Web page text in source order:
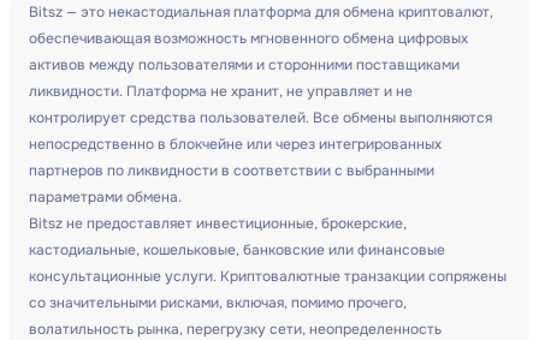
Bitsz — это некастодиальная платформа для обмена криптовалют,
обеспечивающая возможность мгновенного обмена цифровых
активов между пользователями и сторонними поставщиками
ликвидности. Платформа не хранит, не управляет и не
контролирует средства пользователей. Все обмены выполняются
непосредственно в блокчейне или через интегрированных
партнеров по ликвидности в соответствии с выбранными
параметрами обмена.
Bitsz не предоставляет инвестиционные, брокерские,
кастодиальные, кошельковые, банковские или финансовые
консультационные услуги. Криптовалютные транзакции сопряжены
со значительными рисками, включая, помимо прочего,
волатильность рынка, перегрузку сети, неопределенность